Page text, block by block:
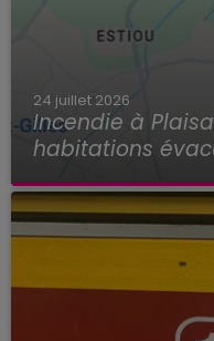
24 juillet 2026
Incendie à
habitations